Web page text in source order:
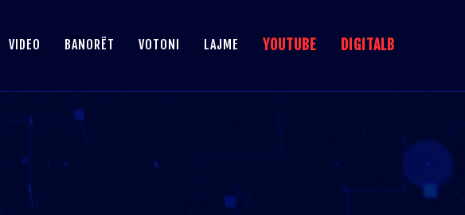
VIDEO BANORËT VOTONI LAJME YOUTUBE DIGITALB